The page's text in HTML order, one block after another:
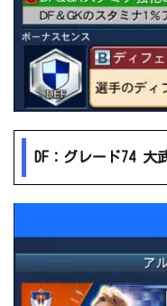
DF：グレード74 大